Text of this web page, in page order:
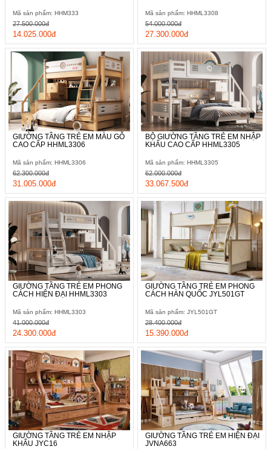
Mã sản phẩm: HHM333
14.025.000đ
27.500.000đ
Mã sản phẩm: HHML3308
27.300.000đ
54.000.000đ
GIƯỜNG TẦNG TRẺ EM MÀU GỖ
CAO CẤP HHML3306
Mã sản phẩm: HHML3306
31.005.000đ
62.300.000đ
BỘ GIƯỜNG TẦNG TRẺ EM NHẬP
KHẨU CAO CẤP HHML3305
Mã sản phẩm: HHML3305
33.067.500đ
62.000.000đ
GIƯỜNG TẦNG TRẺ EM PHONG
CÁCH HIỆN ĐẠI HHML3303
Mã sản phẩm: HHML3303
24.300.000đ
41.000.000đ
GIƯỜNG TẦNG TRẺ EM PHONG
CÁCH HÀN QUỐC JYL501GT
Mã sản phẩm: JYL501GT
15.390.000đ
28.400.000đ
GIƯỜNG TẦNG TRẺ EM NHẬP
KHẨU JYC16
GIƯỜNG TẦNG TRẺ EM HIỆN ĐẠI
JVNA663